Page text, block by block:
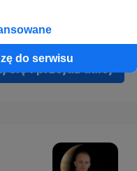
do serwisu
się i przejdź dalej